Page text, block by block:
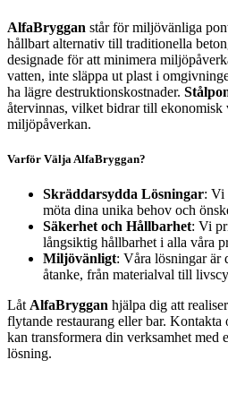
AlfaBryggan står för miljövänliga
hållbart alternativ till traditionella
designade för att minimera
vatten, inte släppa ut plast i
ha lägre destruktionskostnader.
återvinnas, vilket bidrar till ekonomisk
miljöpåverkan.
Varför Välja AlfaBryggan?
Skräddarsydda Lösningar: Vi
möta dina unika behov och
Säkerhet och Hållbarhet: Vi
långsiktig hållbarhet i alla våra
Miljövänligt: Våra lösningar är
åtanke, från materialval till
Låt AlfaBryggan hjälpa dig att
flytande restaurang eller bar.
kan transformera din verksamhet med
lösning.